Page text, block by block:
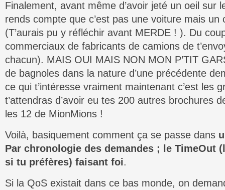
Finalement, avant même d’avoir jeté un oeil sur
rends compte que c’est pas une voiture mais un
(T’aurais pu y réfléchir avant MERDE ! ). Du
commerciaux de fabricants de camions de
chacun). MAIS OUI MAIS NON MON P’TIT
de bagnoles dans la nature d’une précédente
ce qui t’intéresse vraiment maintenant c’est les
t’attendras d’avoir eu tes 200 autres brochures
les 12 de MionMions !
Voilà, basiquement comment ça se passe dans
Par chronologie des demandes ; le TimeOut
si tu préfères) faisant foi.
Si la QoS existait dans ce bas monde, on